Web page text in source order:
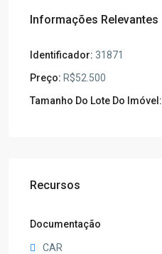
Informações Relevantes
Identificador: 31871
Preço: R$52.500
Tamanho Do Lote Do Imóvel:
Recursos
Documentação
CAR